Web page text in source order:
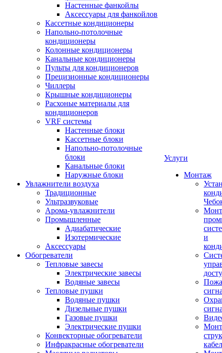
Настенные фанкойлы
Аксессуары для фанкойлов
Кассетные кондиционеры
Напольно-потолочные
кондиционеры
Колонные кондиционеры
Канальные кондиционеры
Пульты для кондиционеров
Прецизионные кондиционеры
Чиллеры
Крышные кондиционеры
Расхоные материалы для
кондиционеров
VRF системы
Настенные блоки
Кассетные блоки
Напольно-потолочные
блоки
Канальные блоки
Наружные блоки
Увлажнители воздуха
Традиционные
Ультразвуковые
Арома-увлажнители
Промышленныe
Адиабатические
Изотермические
Аксессуары
Обогреватели
Тепловые завесы
Электрические завесы
Водяные завесы
Тепловые пушки
Водяные пушки
Дизельные пушки
Газовые пушки
Электрические пушки
Конвекторные обогреватели
Инфракрасные обогреватели
Услуги
Монтаж
и